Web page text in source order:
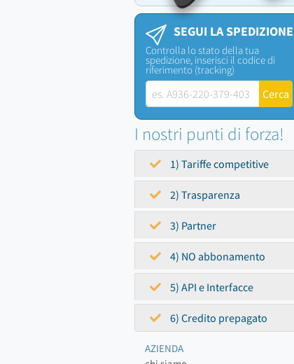
SEGUI LA SPEDIZIONE
Controlla lo stato della tua
spedizione, inserisci il codice di
riferimento (tracking)
I nostri punti di forza!
1) Tariffe competitive
2) Trasparenza
3) Partner
4) NO abbonamento
5) API e Interfacce
6) Credito prepagato
AZIENDA